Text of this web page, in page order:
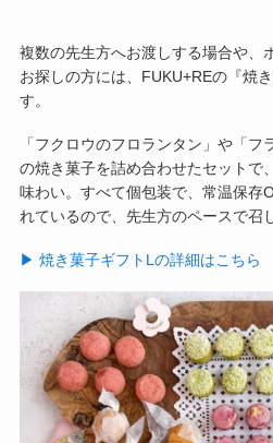
複数の先生方へお渡しする場合や、
お探しの方には、FUKU+REの『焼
す。
「フクロウのフロランタン」や「
の焼き菓子を詰め合わせたセットで
味わい。すべて個包装で、常温保存
れているので、先生方のペースで召
▶︎ 焼き菓子ギフトLの詳細はこちら